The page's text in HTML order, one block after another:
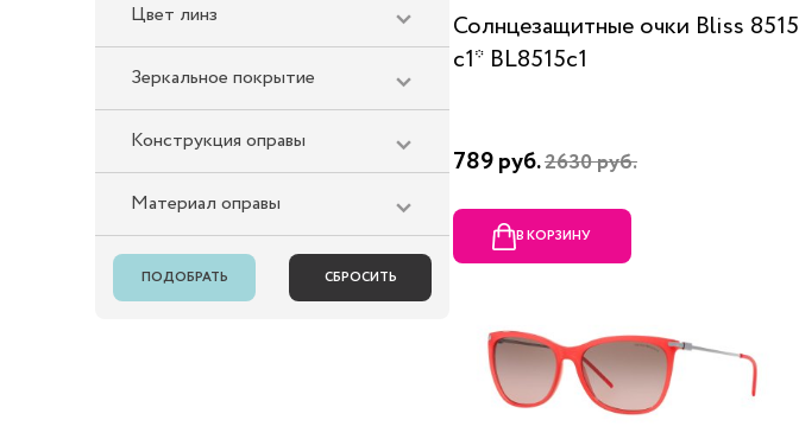
Цвет линз
Зеркальное покрытие
Конструкция оправы
Материал оправы
Солнцезащитные очки Bliss 8515
c1* BL8515c1
789 руб.2630 руб.
В КОРЗИНУ